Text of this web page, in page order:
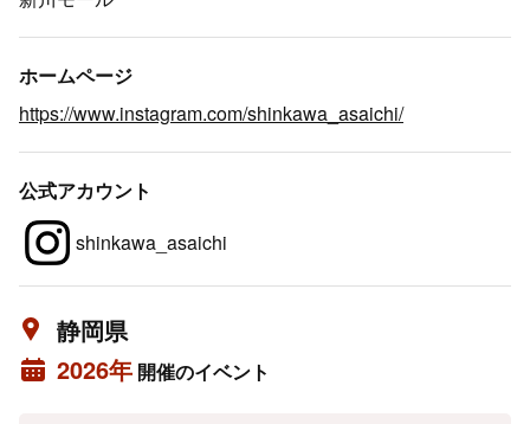
ホームページ
https://www.instagram.com/shinkawa_asaichi/
公式アカウント
shinkawa_asaichi
静岡県
2026年 開催のイベント